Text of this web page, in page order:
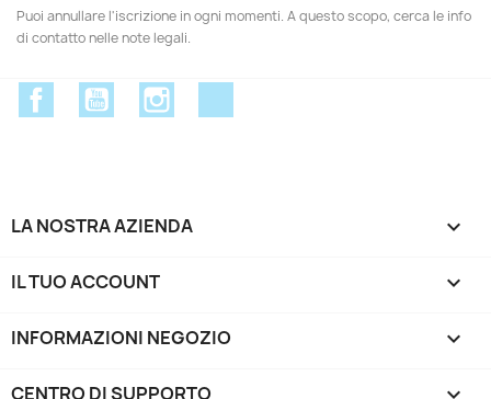
Puoi annullare l'iscrizione in ogni momenti. A questo scopo, cerca le info
di contatto nelle note legali.
FacebookYouTube
LA NOSTRA AZIENDA 
IL TUO ACCOUNT 
INFORMAZIONI NEGOZIO keyboard_arrow_down
CENTRO DI SUPPORTO